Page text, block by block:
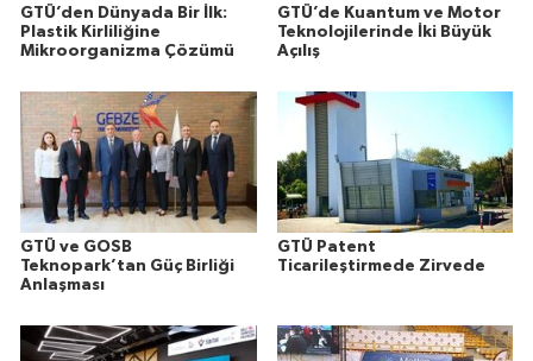
GTÜ’den Dünyada Bir İlk:
Plastik Kirliliğine
Mikroorganizma Çözümü
GTÜ’de Kuantum ve Motor
Teknolojilerinde İki Büyük
Açılış
GTÜ ve GOSB
Teknopark’tan Güç Birliği
Anlaşması
GTÜ Patent
Ticarileştirmede Zirvede